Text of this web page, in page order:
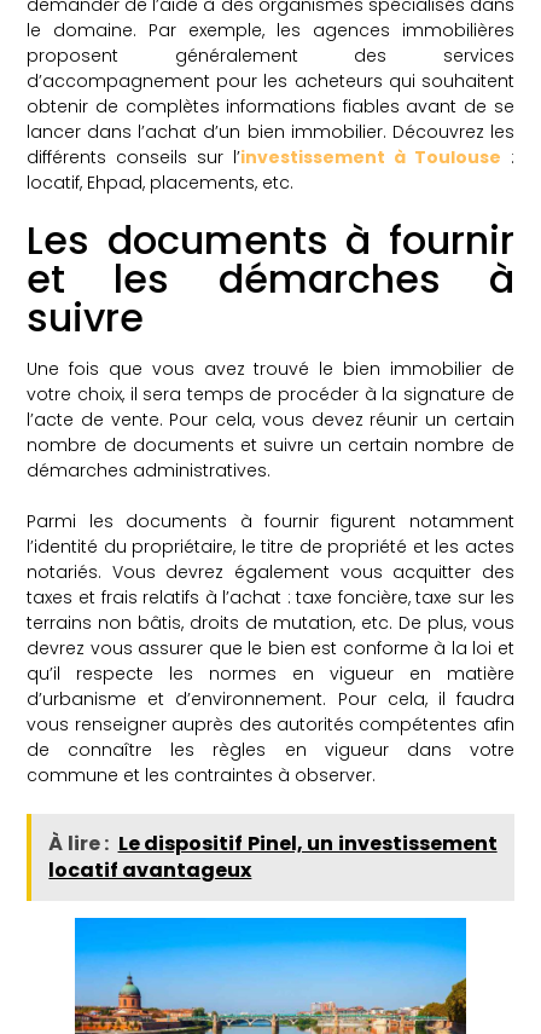
le domaine. Par exemple, les agences immobilières
proposent généralement des services
d’accompagnement pour les acheteurs qui souhaitent
obtenir de complètes informations fiables avant de se
lancer dans l’achat d’un bien immobilier. Découvrez les
différents conseils sur l’investissement à Toulouse :
locatif, Ehpad, placements, etc.
Les documents à fournir
et les démarches à
suivre
Une fois que vous avez trouvé le bien immobilier de
votre choix, il sera temps de procéder à la signature de
l’acte de vente. Pour cela, vous devez réunir un certain
nombre de documents et suivre un certain nombre de
démarches administratives.
Parmi les documents à fournir figurent notamment
l’identité du propriétaire, le titre de propriété et les actes
notariés. Vous devrez également vous acquitter des
taxes et frais relatifs à l’achat : taxe foncière, taxe sur les
terrains non bâtis, droits de mutation, etc. De plus, vous
devrez vous assurer que le bien est conforme à la loi et
qu’il respecte les normes en vigueur en matière
d’urbanisme et d’environnement. Pour cela, il faudra
vous renseigner auprès des autorités compétentes afin
de connaître les règles en vigueur dans votre
commune et les contraintes à observer.
À lire : Le dispositif Pinel, un investissement
locatif avantageux